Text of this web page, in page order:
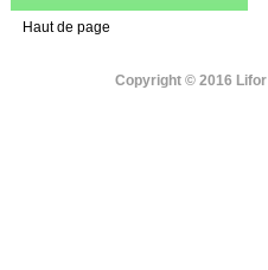
Haut de page
Copyright © 2016 Lifor